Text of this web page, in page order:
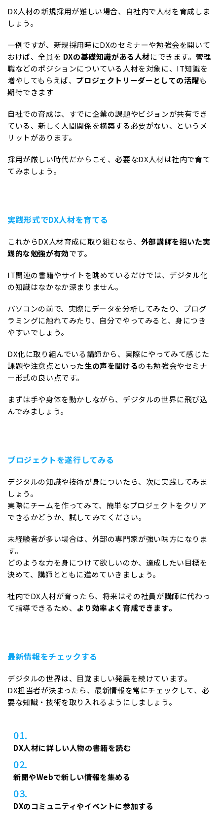
DX人材の新規採用が難しい場合、自社内で人材を育成しま
しょう。
一例ですが、新規採用時にDXのセミナーや勉強会を開いて
おけば、全員を DXの基礎知識がある人材にできます。管理
職などのポジションについている人材を対象に、IT知識を
増やしてもらえば、 プロジェクトリーダーとしての活躍も
期待できます
自社での育成は、すでに企業の課題やビジョンが共有でき
ている、新しく人間関係を構築する必要がない、というメ
リットがあります。
採用が厳しい時代だからこそ、必要なDX人材は社内で育て
てみましょう。
実践形式でDX人材を育てる
これからDX人材育成に取り組むなら、 外部講師を招いた実
践的な勉強が有効です。
IT関連の書籍やサイトを眺めているだけでは、デジタル化
の知識はなかなか深まりません。
パソコンの前で、実際にデータを分析してみたり、プログ
ラミングに触れてみたり、自分でやってみると、身につき
やすいでしょう。
DX化に取り組んでいる講師から、実際にやってみて感じた
課題や注意点といった生の声を聞けるのも勉強会やセミナ
ー形式の良い点です。
まずは手や身体を動かしながら、デジタルの世界に飛び込
んでみましょう。
プロジェクトを遂行してみる
デジタルの知識や技術が身についたら、次に実践してみま
しょう。
実際にチームを作ってみて、簡単なプロジェクトをクリア
できるかどうか、試してみてください。
未経験者が多い場合は、外部の専門家が強い味方になりま
す。
どのような力を身につけて欲しいのか、達成したい目標を
決めて、講師とともに進めていきましょう。
社内でDX人材が育ったら、将来はその社員が講師に代わっ
て指導できるため、 より効率よく育成できます。
最新情報をチェックする
デジタルの世界は、目覚ましい発展を続けています。
DX担当者が決まったら、最新情報を常にチェックして、必
要な知識・技術を取り入れるようにしましょう。
DX人材に詳しい人物の書籍を読む
新聞やWebで新しい情報を集める
DXのコミュニティやイベントに参加する